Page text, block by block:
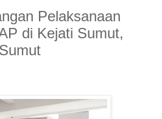
Pelaksanaan
di Kejati Sumut,